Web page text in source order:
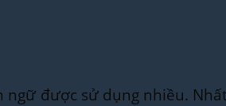
được sử dụng nhiều.